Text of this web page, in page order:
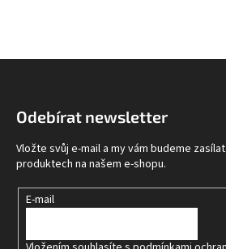
Odebírat newsletter
Vložte svůj e-mail a my vám budeme
produktech na našem e-shopu.
E-mail